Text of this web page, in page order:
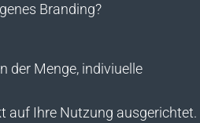
Branding?
der Menge, indiviuelle
auf Ihre Nutzung ausgerichtet.